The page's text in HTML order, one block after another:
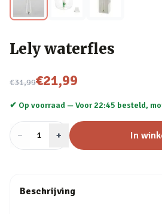
Lely waterfles
€31,99
Nu voor€21,99
✔ Op voorraad —Voor 22:45 besteld,
− Aantal
1 + In
Beschrijving